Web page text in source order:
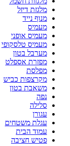
מלגזת דיזל
מנוף נייד
מעמיס
מעמיס אופני
מעמיס טלסקופי
מערבל בטון
מפזרת אספלט
מפלסת
מקרצפות כביש
משאבת בטון
נפה
סלילה
עגורן
עגלת משטחים
עמוד הבית
פטיש חציבה